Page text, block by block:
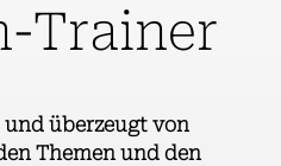
Trainer
überzeugt von
Themen und den